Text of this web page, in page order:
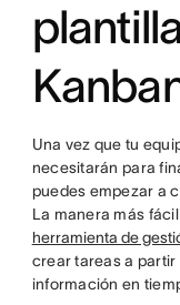
Una vez que tu
necesitarán para
puedes empezar a
La manera más
herramienta de
crear tareas a partir
información en